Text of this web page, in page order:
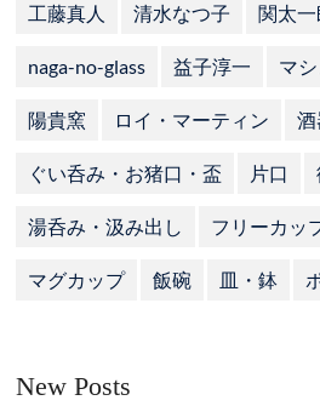
工藤真人 清水なつ子 関太一
naga-no-glass 益子淳一 マ
陽貴窯 ロイ・マーティン 酒
ぐい呑み・お猪口・盃 片口
湯呑み・汲み出し フリーカッ
マグカップ 飯碗 皿・鉢
New Posts